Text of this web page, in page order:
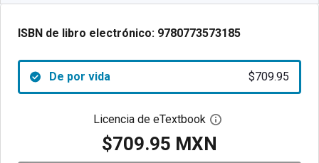
ISBN de libro electrónico: 9780773573185
De por vida $709.95
Licencia de eTextbook Abre el cuadro de
$709.95 MXN